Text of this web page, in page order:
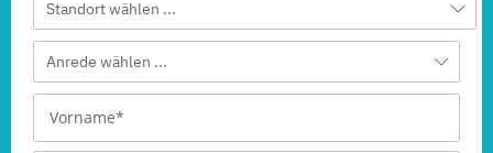
Standort wählen ...
Anrede wählen ...